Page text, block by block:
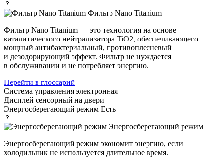
Фильтр Nano Titanium
Фильтр Nano Titanium — это технология на основе
каталитического нейтрализатора TiO2, обеспечивающего
мощный антибактериальный, противоплесневый
и дезодорирующий эффект. Фильтр не нуждается
в обслуживании и не потребляет энергию.
Перейти в глоссарий
Система управления электронная
Дисплей сенсорный на двери
Энергосберегающий режим Есть
Энергосберегающий режим
Энергосберегающий режим экономит энергию, если
холодильник не используется длительное время.